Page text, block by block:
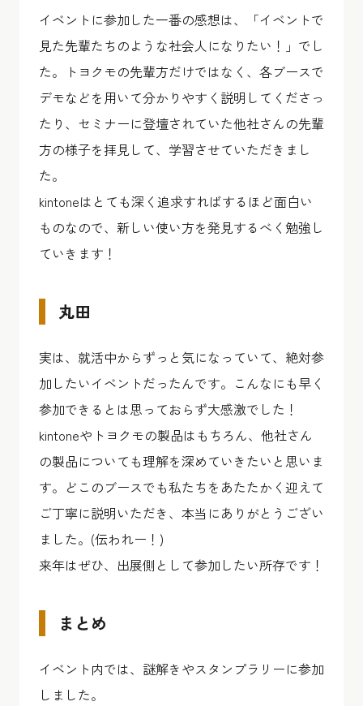
イベントに参加した一番の感想は、「イベントで
見た先輩たちのような社会人になりたい！」でし
た。トヨクモの先輩方だけではなく、各ブースで
デモなどを用いて分かりやすく説明してくださっ
たり、セミナーに登壇されていた他社さんの先輩
方の様子を拝見して、学習させていただきまし
た。
kintoneはとても深く追求すればするほど面白い
ものなので、新しい使い方を発見するべく勉強し
ていきます！
丸田
実は、就活中からずっと気になっていて、絶対参
加したいイベントだったんです。こんなにも早く
参加できるとは思っておらず大感激でした！
kintoneやトヨクモの製品はもちろん、他社さん
の製品についても理解を深めていきたいと思いま
す。どこのブースでも私たちをあたたかく迎えて
ご丁寧に説明いただき、本当にありがとうござい
ました。(伝われー！)
来年はぜひ、出展側として参加したい所存です！
まとめ
イベント内では、謎解きやスタンプラリーに参加
しました。